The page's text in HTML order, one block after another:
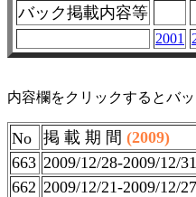
バック掲載内容等
2001
内容欄をクリックするとバ
No 掲 載 期 間 (2009)
663 2009/12/28-2009/12/31
662 2009/12/21-2009/12/27